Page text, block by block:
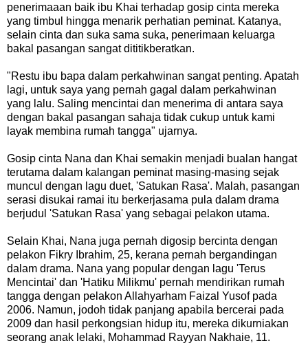
penerimaaan baik ibu Khai terhadap gosip cinta mereka
yang timbul hingga menarik perhatian peminat. Katanya,
selain cinta dan suka sama suka, penerimaan keluarga
bakal pasangan sangat dititikberatkan.
"Restu ibu bapa dalam perkahwinan sangat penting. Apatah
lagi, untuk saya yang pernah gagal dalam perkahwinan
yang lalu. Saling mencintai dan menerima di antara saya
dengan bakal pasangan sahaja tidak cukup untuk kami
layak membina rumah tangga" ujarnya.
Gosip cinta Nana dan Khai semakin menjadi bualan hangat
terutama dalam kalangan peminat masing-masing sejak
muncul dengan lagu duet, 'Satukan Rasa'. Malah, pasangan
serasi disukai ramai itu berkerjasama pula dalam drama
berjudul 'Satukan Rasa' yang sebagai pelakon utama.
Selain Khai, Nana juga pernah digosip bercinta dengan
pelakon Fikry Ibrahim, 25, kerana pernah bergandingan
dalam drama. Nana yang popular dengan lagu 'Terus
Mencintai' dan 'Hatiku Milikmu' pernah mendirikan rumah
tangga dengan pelakon Allahyarham Faizal Yusof pada
2006. Namun, jodoh tidak panjang apabila bercerai pada
2009 dan hasil perkongsian hidup itu, mereka dikurniakan
seorang anak lelaki, Mohammad Rayyan Nakhaie, 11.